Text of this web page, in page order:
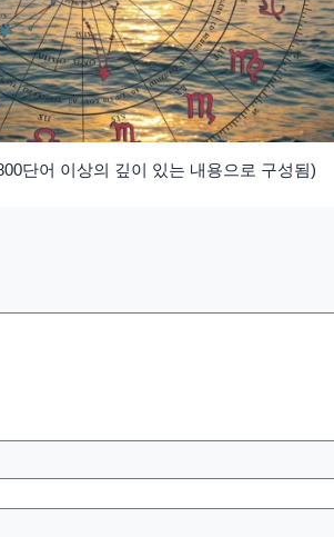
단어 이상의 깊이 있는 내용으로 구성됨)